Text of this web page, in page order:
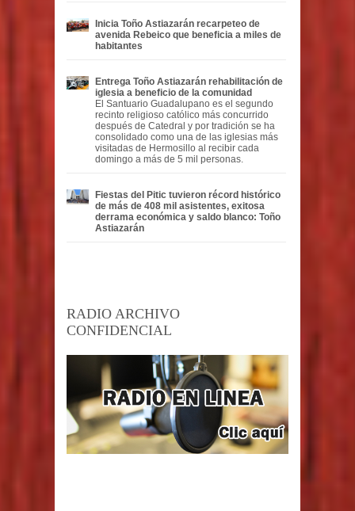
Inicia Toño Astiazarán recarpeteo de
avenida Rebeico que beneficia a miles de
habitantes
Entrega Toño Astiazarán rehabilitación de
iglesia a beneficio de la comunidad
El Santuario Guadalupano es el segundo
recinto religioso católico más concurrido
después de Catedral y por tradición se ha
consolidado como una de las iglesias más
visitadas de Hermosillo al recibir cada
domingo a más de 5 mil personas.
Fiestas del Pitic tuvieron récord histórico
de más de 408 mil asistentes, exitosa
derrama económica y saldo blanco: Toño
Astiazarán
RADIO ARCHIVO
CONFIDENCIAL